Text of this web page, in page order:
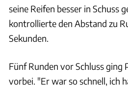
seine Reifen besser in Schuss
kontrollierte den Abstand zu
Sekunden.
Fünf Runden vor Schluss ging
vorbei. "Er war so schnell, ich